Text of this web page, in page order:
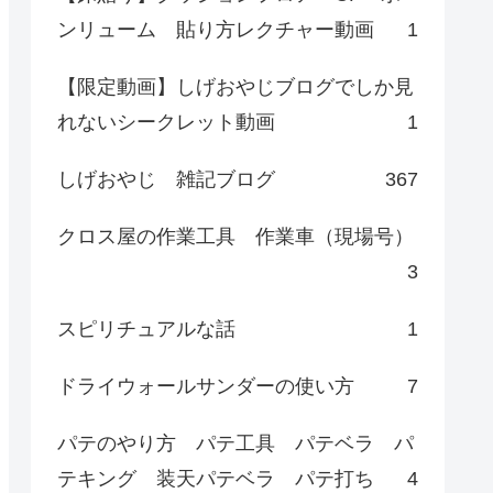
ンリューム 貼り方レクチャー動画
1
【限定動画】しげおやじブログでしか見
れないシークレット動画
1
しげおやじ 雑記ブログ 367
クロス屋の作業工具 作業車（現場号）
3
スピリチュアルな話 1
ドライウォールサンダーの使い方 7
パテのやり方 パテ工具 パテベラ パ
テキング 装天パテベラ パテ打ち
4